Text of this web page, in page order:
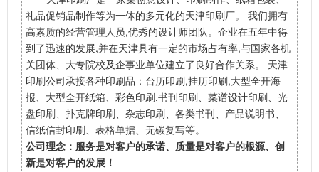
礼品促销品制作等为一体的多元化的天津印刷厂。 我们拥有
高素质的经营管理人员,优秀的设计师团队。企业在五年中得
到了迅速的发展,并在天津具有一定的市场占有率,与国家各机
关团体、大专院校及企事业单位建立了良好合作关系。 天津
印刷公司承接各种印刷品：台历印刷,挂历印刷,大型全开海
报、大型全开纸箱、彩色印刷,书刊印刷、菜谱设计印刷、光
盘印刷、扑克牌印刷、杂志印刷、各类书刊、产品说明书、
信纸信封印刷、表格单据、无碳复写等。
公司理念：服务是对客户的承诺、质量是对客户的根源、创
新是对客户的发展！